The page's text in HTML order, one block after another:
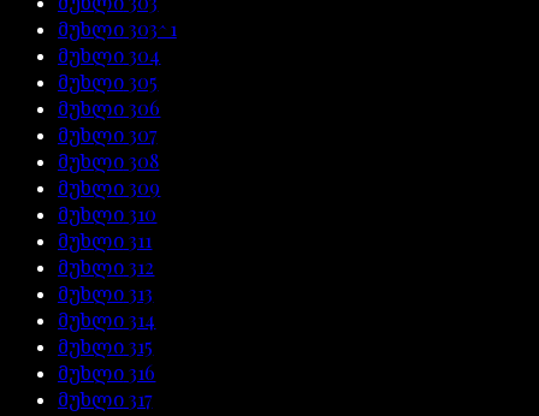
მუხლი303^1
მუხლი304
მუხლი305
მუხლი306
მუხლი307
მუხლი308
მუხლი309
მუხლი310
მუხლი311
მუხლი312
მუხლი313
მუხლი314
მუხლი315
მუხლი316
მუხლი317